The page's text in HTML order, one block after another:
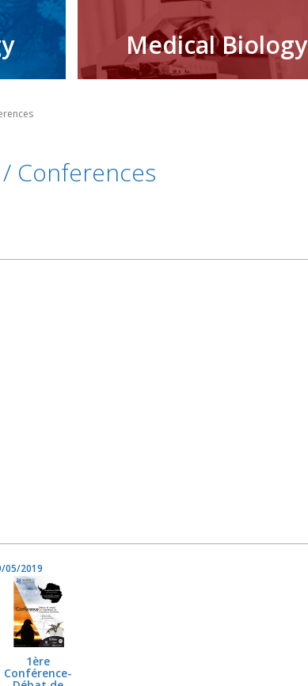
Medical Biology
Conferences
05/2019
1ère
Conférence-